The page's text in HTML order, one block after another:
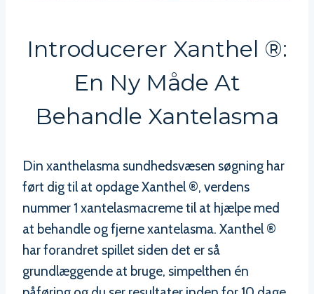
Introducerer Xanthel ®:
En Ny Måde At
Behandle Xantelasma
Din xanthelasma sundhedsvæsen søgning har
ført dig til at opdage Xanthel ®, verdens
nummer 1 xantelasmacreme til at hjælpe med
at behandle og fjerne xantelasma. Xanthel ®
har forandret spillet siden det er så
grundlæggende at bruge, simpelthen én